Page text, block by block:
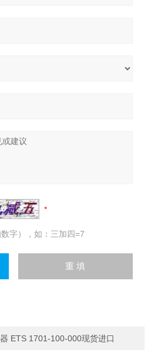
字），如：三加四=7
ETS 1701-100-000现货进口